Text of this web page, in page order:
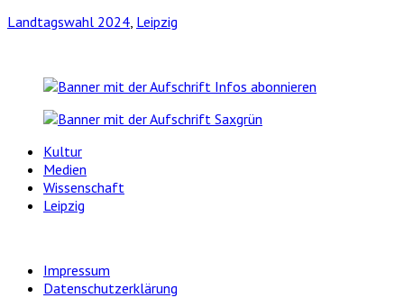
Landtagswahl 2024, Leipzig
Kultur
Medien
Wissenschaft
Leipzig
Impressum
Datenschutzerklärung